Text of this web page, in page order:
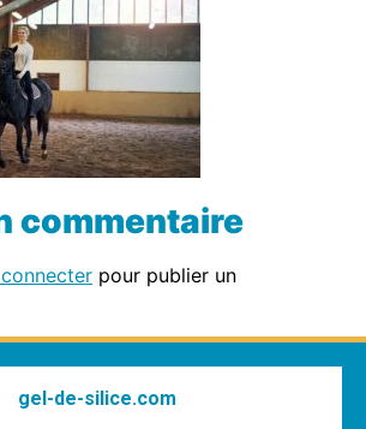
commentaire
pour publier un
gel-de-silice.com